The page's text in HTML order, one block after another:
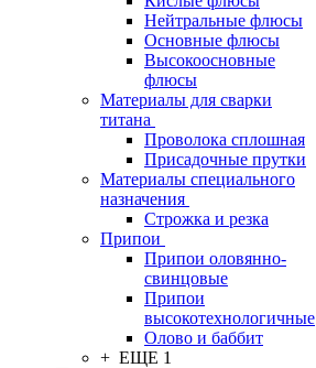
Нейтральные флюсы
Основные флюсы
Высокоосновные
флюсы
Материалы для сварки
титана
Проволока сплошная
Присадочные прутки
Материалы специального
назначения
Строжка и резка
Припои
Припои оловянно-
свинцовые
Припои
высокотехнологичные
Олово и баббит
+ ЕЩЕ 1